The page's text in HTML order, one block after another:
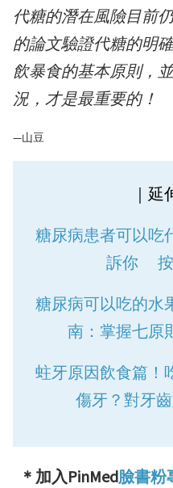
代糖的潛在風險目前
的論文驗證代糖的明
飲暴食的基本原則，
況，才是最重要的！
—山豆
｜延
糖尿病患者可以吃
訴你 按
糖尿病可以吃的水
南：掌握七原
蛀牙原因飲食篇！
傷牙？對牙
＊加入PinMed臉書粉